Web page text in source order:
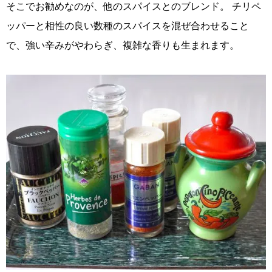
そこでお勧めなのが、他のスパイスとのブレンド。 チリペ
ッパーと相性の良い数種のスパイスを混ぜ合わせること
で、強い辛みがやわらぎ、複雑な香りも生まれます。